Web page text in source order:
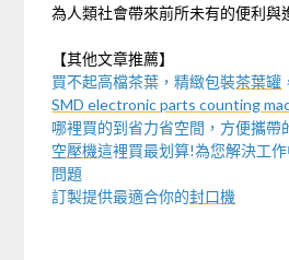
為人類社會帶來前所未有的便利與
【其他文章推薦】
買不起高檔茶葉，精緻包裝茶葉罐
SMD electronic parts counting
哪裡買的到省力省空間，方便攜帶
空壓機這裡買最划算!為您解決工
問題
訂製提供最適合你的封口機